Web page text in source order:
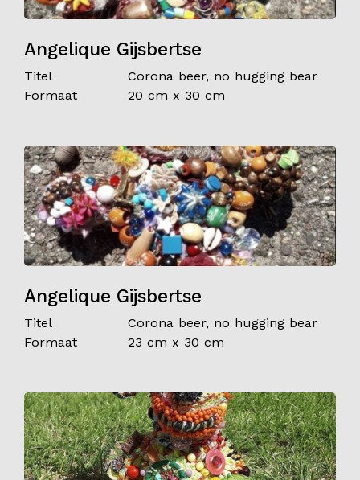
Angelique Gijsbertse
Titel
Corona beer, no hugging bear
Formaat
20 cm x 30 cm
Angelique Gijsbertse
Titel
Corona beer, no hugging bear
Formaat
23 cm x 30 cm